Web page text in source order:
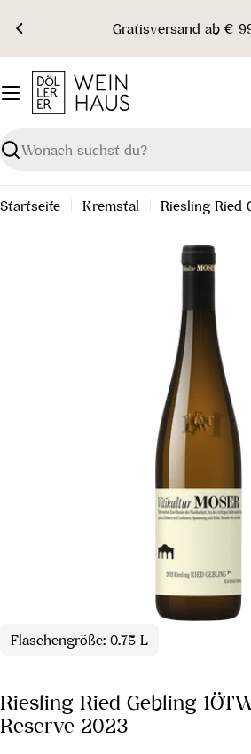
Inhalt
springen
Gratisversand ab €
Suchen
Startseite Kremstal
Flaschengröße: 0.75 L
Riesling Ried Gebling
Reserve 2023